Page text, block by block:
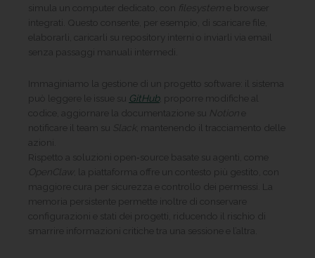
simula un computer dedicato, con filesystem e browser
integrati. Questo consente, per esempio, di scaricare file,
elaborarli, caricarli su repository interni o inviarli via email
senza passaggi manuali intermedi.
Immaginiamo la gestione di un progetto software: il sistema
può leggere le issue su GitHub, proporre modifiche al
codice, aggiornare la documentazione su Notione
notificare il team su Slack
, mantenendo il tracciamento delle
azioni.
Rispetto a soluzioni open‑source basate su agenti, come
OpenClaw
, la piattaforma offre un contesto più gestito, con
maggiore cura per sicurezza e controllo dei permessi. La
memoria persistente permette inoltre di conservare
configurazioni e stati dei progetti, riducendo il rischio di
smarrire informazioni critiche tra una sessione e l’altra.